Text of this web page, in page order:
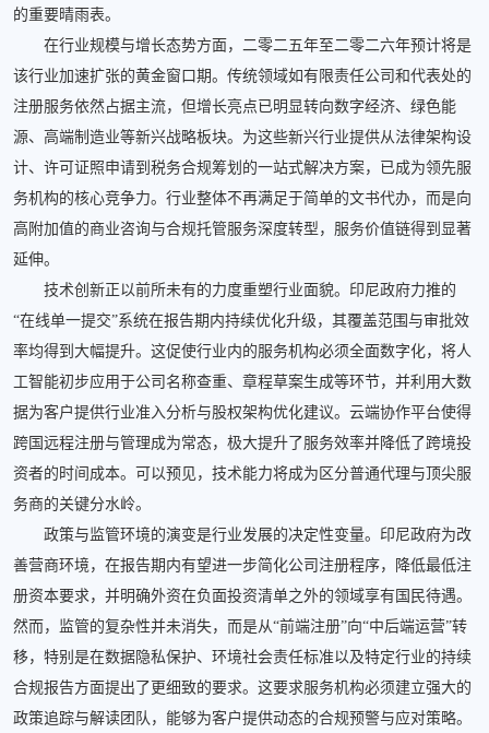
的重要晴雨表。
在行业规模与增长态势方面，二零二五年至二零二六年预计将是
该行业加速扩张的黄金窗口期。传统领域如有限责任公司和代表处的
注册服务依然占据主流，但增长亮点已明显转向数字经济、绿色能
源、高端制造业等新兴战略板块。为这些新兴行业提供从法律架构设
计、许可证照申请到税务合规筹划的一站式解决方案，已成为领先服
务机构的核心竞争力。行业整体不再满足于简单的文书代办，而是向
高附加值的商业咨询与合规托管服务深度转型，服务价值链得到显著
延伸。
技术创新正以前所未有的力度重塑行业面貌。印尼政府力推的
“在线单一提交”系统在报告期内持续优化升级，其覆盖范围与审批效
率均得到大幅提升。这促使行业内的服务机构必须全面数字化，将人
工智能初步应用于公司名称查重、章程草案生成等环节，并利用大数
据为客户提供行业准入分析与股权架构优化建议。云端协作平台使得
跨国远程注册与管理成为常态，极大提升了服务效率并降低了跨境投
资者的时间成本。可以预见，技术能力将成为区分普通代理与顶尖服
务商的关键分水岭。
政策与监管环境的演变是行业发展的决定性变量。印尼政府为改
善营商环境，在报告期内有望进一步简化公司注册程序，降低最低注
册资本要求，并明确外资在负面投资清单之外的领域享有国民待遇。
然而，监管的复杂性并未消失，而是从“前端注册”向“中后端运营”转
移，特别是在数据隐私保护、环境社会责任标准以及特定行业的持续
合规报告方面提出了更细致的要求。这要求服务机构必须建立强大的
政策追踪与解读团队，能够为客户提供动态的合规预警与应对策略。